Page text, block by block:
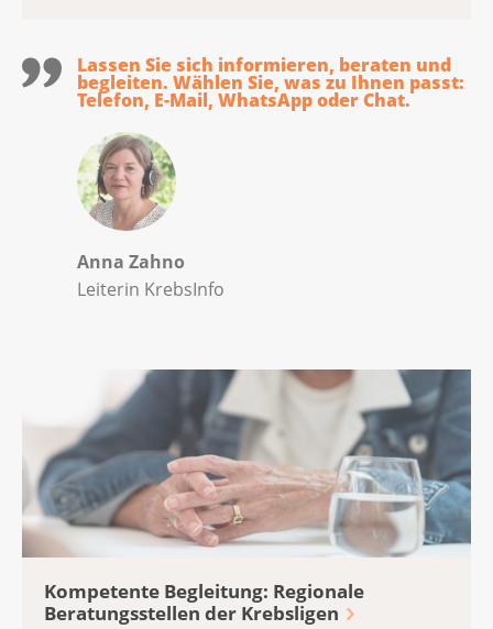
Lassen Sie sich informieren, beraten und
begleiten. Wählen Sie, was zu Ihnen passt:
Telefon, E-Mail, WhatsApp oder Chat.
Anna Zahno
Leiterin KrebsInfo
Kompetente Begleitung: Regionale
Beratungsstellen der Krebsligen